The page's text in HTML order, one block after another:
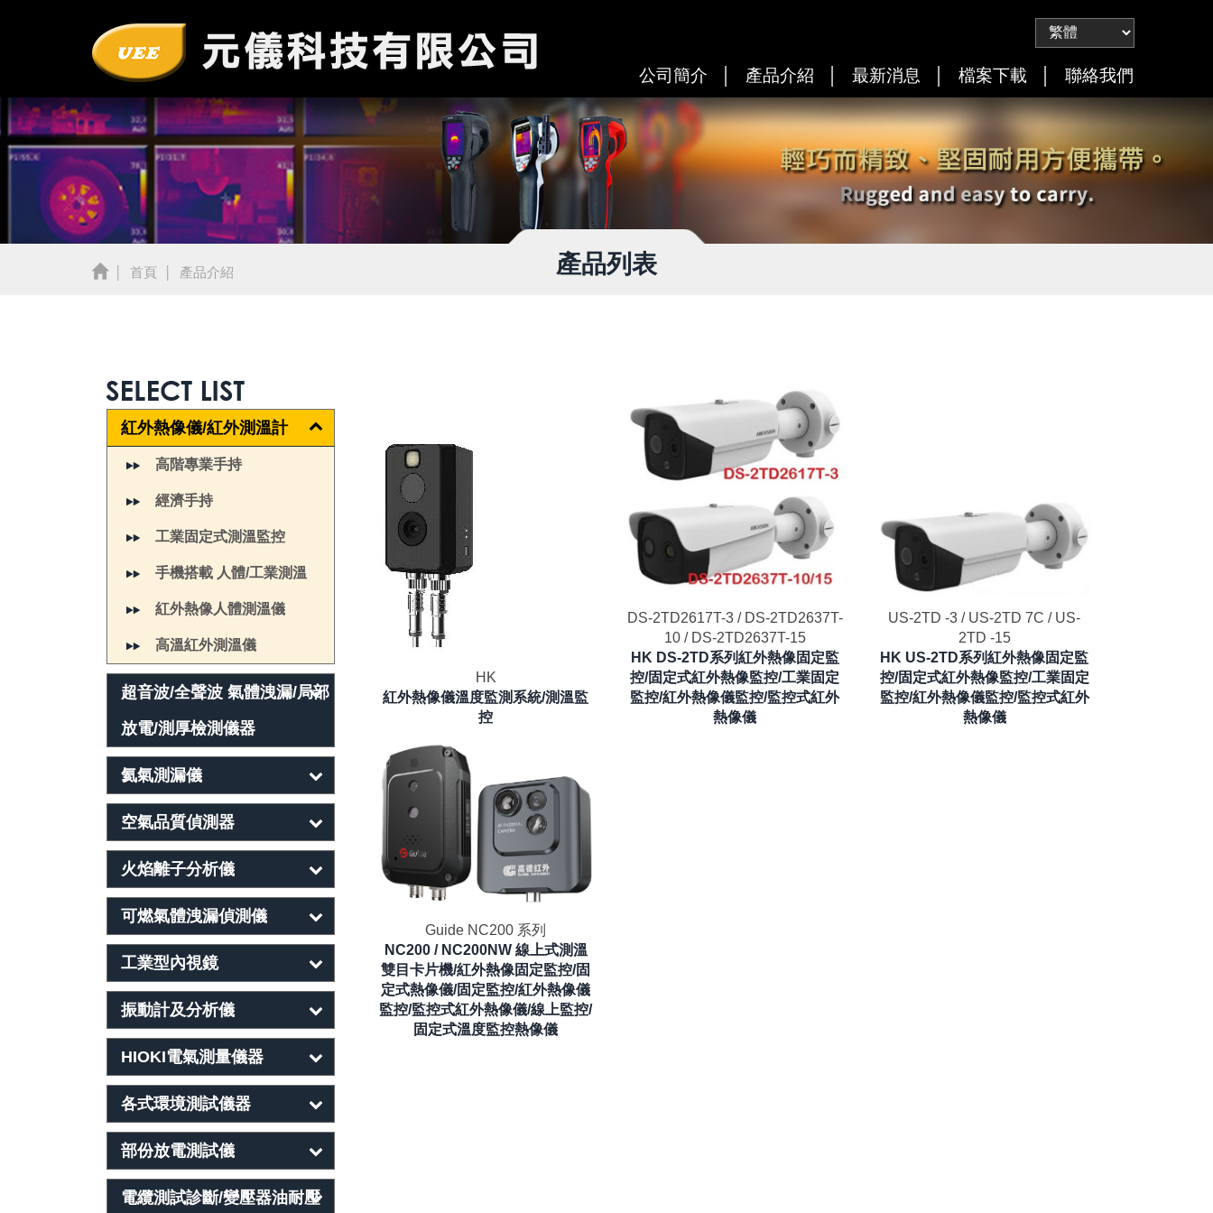
公司簡介 產品介紹 最新消息 檔案下載 聯絡我們
產品列表
首頁 產品介紹
紅外熱像儀/紅外測溫計
高階專業手持
經濟手持
工業固定式測溫監控
手機搭載 人體/工業測溫
紅外熱像人體測溫儀
高溫紅外測溫儀
超音波/全聲波 氣體洩漏/局部
放電/測厚檢測儀器
氦氣測漏儀
空氣品質偵測器
火焰離子分析儀
可燃氣體洩漏偵測儀
工業型內視鏡
振動計及分析儀
HIOKI電氣測量儀器
各式環境測試儀器
部份放電測試儀
電纜測試診斷/變壓器油耐壓
HK
紅外熱像儀溫度監測系統/測溫監
控
DS-2TD2617T-3 / DS-2TD2637T-
10 / DS-2TD2637T-15
HK DS-2TD系列紅外熱像固定監
控/固定式紅外熱像監控/工業固定
監控/紅外熱像儀監控/監控式紅外
熱像儀
US-2TD -3 / US-2TD 7C / US-
2TD -15
HK US-2TD系列紅外熱像固定監
控/固定式紅外熱像監控/工業固定
監控/紅外熱像儀監控/監控式紅外
熱像儀
Guide NC200 系列
NC200 / NC200NW 線上式測溫
雙目卡片機/紅外熱像固定監控/固
定式熱像儀/固定監控/紅外熱像儀
監控/監控式紅外熱像儀/線上監控/
固定式溫度監控熱像儀